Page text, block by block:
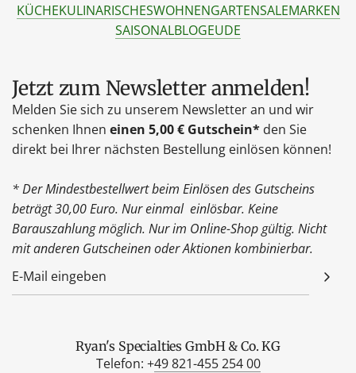
KÜCHEKULINARISCHESWOHNENGARTENSALEMARKEN
SAISONALBLOGEUDE
Jetzt zum Newsletter anmelden!
Melden Sie sich zu unserem Newsletter an und wir
schenken Ihnen einen 5,00 € Gutschein* den Sie
direkt bei Ihrer nächsten Bestellung einlösen können!
* Der Mindestbestellwert beim Einlösen des Gutscheins
beträgt 30,00 Euro. Nur einmal einlösbar. Keine
Barauszahlung möglich. Nur im Online-Shop gültig. Nicht
mit anderen Gutscheinen oder Aktionen kombinierbar.
Ryan's Specialties GmbH & Co. KG
Telefon: +49 821-455 254 00